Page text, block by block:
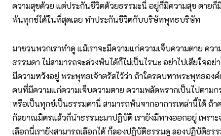
ความสุขด้วย แต่ประกันชีวิตด้วยธรรมะนี่ อยู่ก็มีความสุข ตายก็
พ้นทุกข์ได้ในที่สุดเลย ทำประกันชีวิตกับบริษัทพุทธบริษัท
มาชวนพวกเราทำดู แม้เราจะมีความแก่ความเจ็บความตาย คว
ธรรมดา ไม่สามารถจะล่วงพ้นได้ก็ไม่เป็นไรนะ อย่าไปเสียใจอย่า
มีความหวังอยู่ พระพุทธเจ้าตรัสไว้ว่า ถ้าใครคบหาพระพุทธอง
คนที่มีความแก่ความเจ็บความตาย ความพลัดพรากเป็นไปตามก
หรือเป็นทุกข์เป็นธรรมดานี่ สามารถพ้นจากอาการเหล่านี้ได้ ถ้
กัลยาณมิตรแล้วก็นำธรรมะมาปฏิบัติ เรายังมีทางออกอยู่ เพรา
เลือกนี่เรายังสามารถเลือกได้ ก็ลองปฏิบัติธรรมดู ลองปฏิบัติธร